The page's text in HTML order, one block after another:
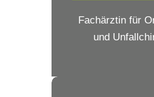
Fachärztin für
und